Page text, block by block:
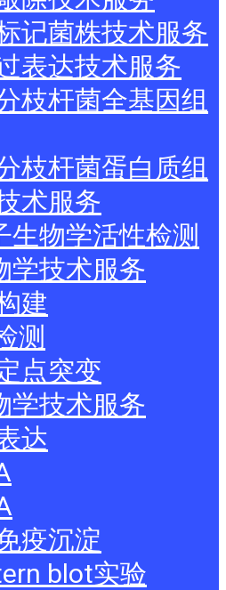
记菌株技术服务
表达技术服务
枝杆菌全基因组
枝杆菌蛋白质组
术服务
生物学活性检测
学技术服务
建
测
点突变
学技术服务
达
疫沉淀
blot实验